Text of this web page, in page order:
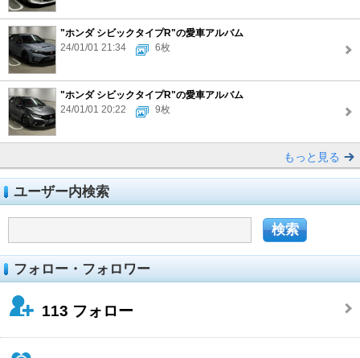
"ホンダ シビックタイプR"の愛車アルバム
24/01/01 21:34
6枚
"ホンダ シビックタイプR"の愛車アルバム
24/01/01 20:22
9枚
もっと見る
ユーザー内検索
フォロー・フォロワー
113 フォロー